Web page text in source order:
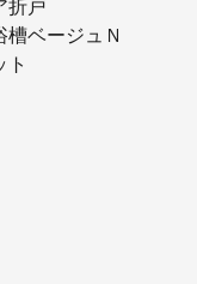
折戸
ベージュＮ